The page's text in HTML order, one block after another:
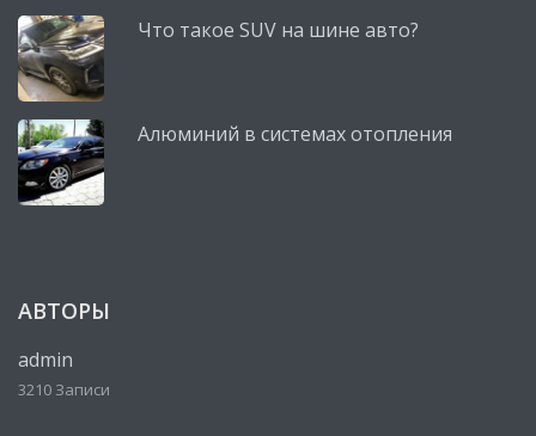
Что такое SUV на шине авто?
Алюминий в системах отопления
АВТОРЫ
admin
3210 Записи